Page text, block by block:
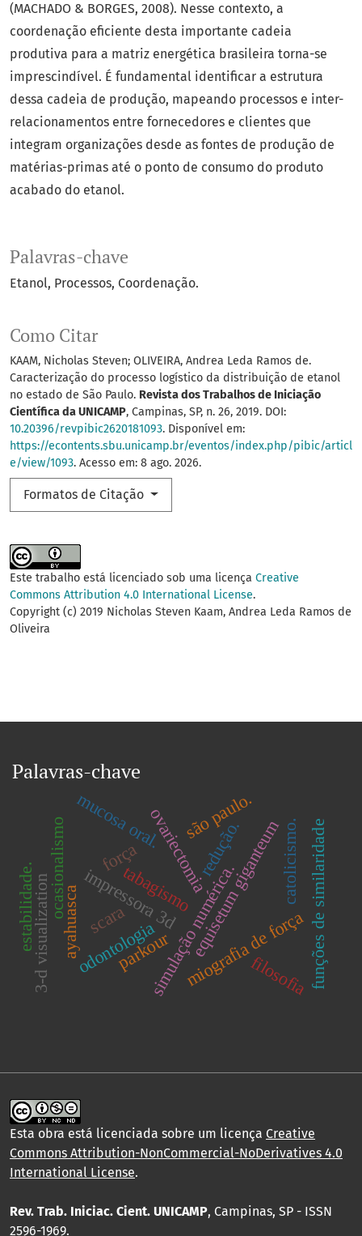
Palavras-chave
Etanol Processos Coordenação.
Como Citar
KAAM, Nicholas Steven; OLIVEIRA, Andrea Leda Ramos de.
Caracterização do processo logístico da distribuição de etanol
no estado de São Paulo. Revista dos Trabalhos de Iniciação
Científica da UNICAMP, Campinas, SP, n. 26, 2019. DOI:
10.20396/revpibic2620181093. Disponível em:
https://econtents.sbu.unicamp.br/eventos/index.php/pibic/articl
e/view/1093. Acesso em: 8 ago. 2026.
Formatos de Citação
(MACHADO & BORGES, 2008). Nesse contexto, a
coordenação eficiente desta importante cadeia
produtiva para a matriz energética brasileira torna-se
imprescindível. É fundamental identificar a estrutura
dessa cadeia de produção, mapeando processos e inter-
relacionamentos entre fornecedores e clientes que
integram organizações desde as fontes de produção de
matérias-primas até o ponto de consumo do produto
acabado do etanol.
Este trabalho está licenciado sob uma licença Creative
Commons Attribution 4.0 International License.
Copyright (c) 2019 Nicholas Steven Kaam, Andrea Leda Ramos de
Oliveira
Palavras-chave
impressora 3d
scara simulação numérica.
equisetum giganteum
ovariectomia
miografia de força
ayahuasca tabagismo
redução.
ocasionalismo força
odontologia
mucosa oral.
3-d visualization parkour
são paulo.
funções de similaridade
filosofia
catolicismo.
estabilidade.
Esta obra está licenciada sobre um licença Creative
Commons Attribution-NonCommercial-NoDerivatives 4.0
International License.
Rev. Trab. Iniciac. Cient. UNICAMP, Campinas, SP - ISSN
2596-1969.